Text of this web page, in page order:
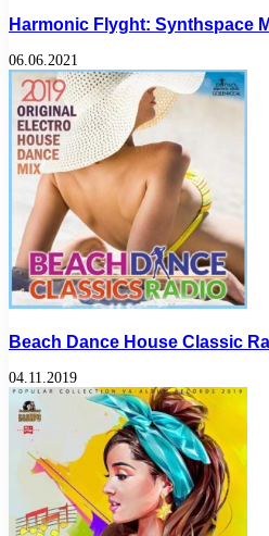
Harmonic Flyght: Synthspace
06.06.2021
Beach Dance House Classic
04.11.2019